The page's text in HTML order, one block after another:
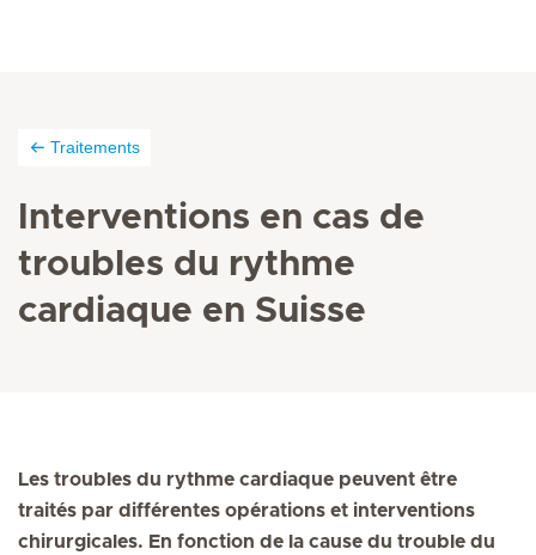
Traitements
Interventions en cas de
troubles du rythme
cardiaque en Suisse
Les troubles du rythme cardiaque peuvent être
traités par différentes opérations et interventions
chirurgicales. En fonction de la cause du trouble du